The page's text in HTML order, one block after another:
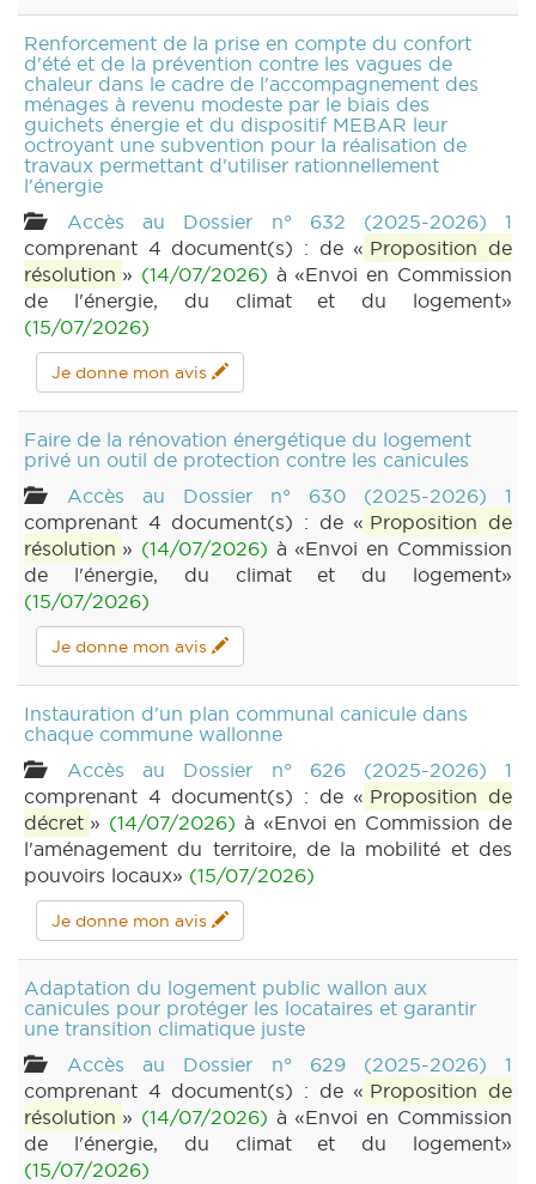
Renforcement de la prise en compte du confort
d'été et de la prévention contre les vagues de
chaleur dans le cadre de l'accompagnement des
ménages à revenu modeste par le biais des
guichets énergie et du dispositif MEBAR leur
octroyant une subvention pour la réalisation de
travaux permettant d'utiliser rationnellement
l'énergie
Accès au Dossier n° 632 (2025-2026) 1
comprenant 4 document(s) : de « Proposition de
résolution » (14/07/2026) à «Envoi en Commission
de l'énergie, du climat et du logement»
(15/07/2026)
Je donne mon avis
Faire de la rénovation énergétique du logement
privé un outil de protection contre les canicules
Accès au Dossier n° 630 (2025-2026) 1
comprenant 4 document(s) : de « Proposition de
résolution » (14/07/2026) à «Envoi en Commission
de l'énergie, du climat et du logement»
(15/07/2026)
Je donne mon avis
Instauration d'un plan communal canicule dans
chaque commune wallonne
Accès au Dossier n° 626 (2025-2026) 1
comprenant 4 document(s) : de « Proposition de
décret » (14/07/2026) à «Envoi en Commission de
l'aménagement du territoire, de la mobilité et des
pouvoirs locaux» (15/07/2026)
Je donne mon avis
Adaptation du logement public wallon aux
canicules pour protéger les locataires et garantir
une transition climatique juste
Accès au Dossier n° 629 (2025-2026) 1
comprenant 4 document(s) : de « Proposition de
résolution » (14/07/2026) à «Envoi en Commission
de l'énergie, du climat et du logement»
(15/07/2026)